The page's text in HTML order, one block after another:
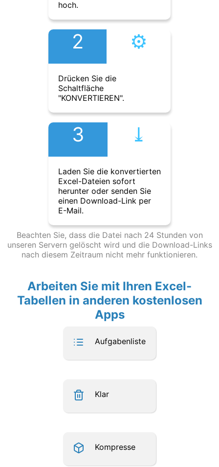
hoch.
2 ⚙︎
Drücken Sie die
Schaltfläche
"KONVERTIEREN".
3 ⤓︎
Laden Sie die konvertierten
Excel-Dateien sofort
herunter oder senden Sie
einen Download-Link per
E-Mail.
Beachten Sie, dass die Datei nach 24 Stunden von
unseren Servern gelöscht wird und die Download-Links
nach diesem Zeitraum nicht mehr funktionieren.
Arbeiten Sie mit Ihren Excel-
Tabellen in anderen kostenlosen
Apps
Aufgabenliste
Klar
Kompresse